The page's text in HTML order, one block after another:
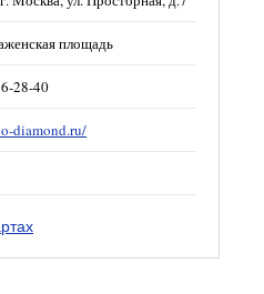
площадь
28-40
diamond.ru/